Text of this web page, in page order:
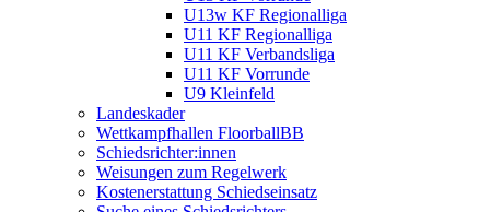
U13w KF Regionalliga
U11 KF Regionalliga
U11 KF Verbandsliga
U11 KF Vorrunde
U9 Kleinfeld
Landeskader
Wettkampfhallen FloorballBB
Schiedsrichter:innen
Weisungen zum Regelwerk
Kostenerstattung Schiedseinsatz